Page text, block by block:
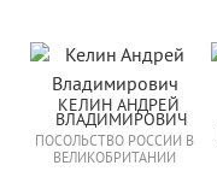
КЕЛИН АНДРЕЙ
ВЛАДИМИРОВИЧ
ПОСОЛЬСТВО РОССИИ В
ВЕЛИКОБРИТАНИИ